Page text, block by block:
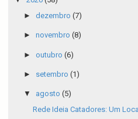
► dezembro (7)
► novembro (8)
► outubro (6)
► setembro (1)
▼ agosto (5)
Rede Ideia Catadores: Um